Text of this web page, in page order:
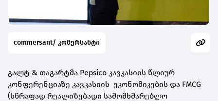
commersant/ კომერსანტი
გალტ & თაგარტმა Pepsico კავკასიის წლიურ
კონფერენციაზე კავკასიის ეკონომიკების და FMCG
(სწრაფად რეალიზებადი სამომხმარებლო